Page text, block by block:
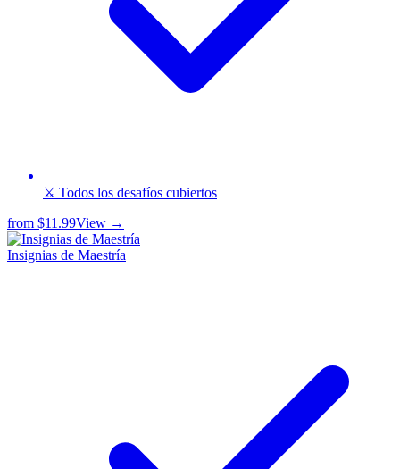
⚔️ Todos los desafíos cubiertos
from $11.99View →
Insignias de Maestría